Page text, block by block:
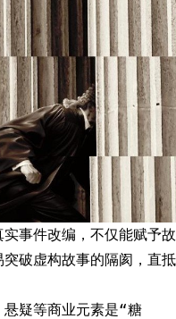
实事件改编，不仅能赋予故
破虚构故事的隔阂，直抵
悬疑等商业元素是“糖